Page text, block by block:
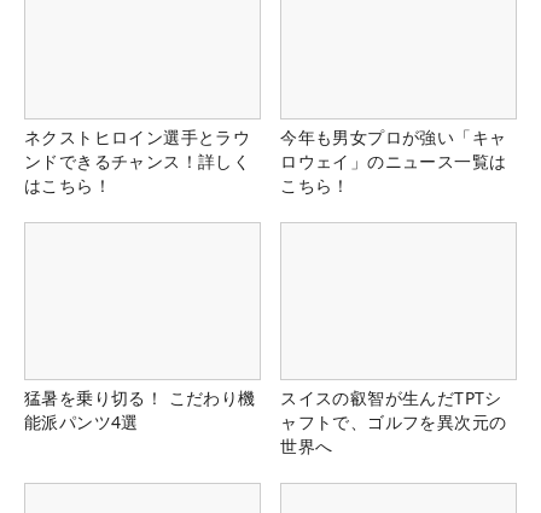
ネクストヒロイン選手とラウ
ンドできるチャンス！詳しく
はこちら！
今年も男女プロが強い「キャ
ロウェイ」のニュース一覧は
こちら！
猛暑を乗り切る！ こだわり機
能派パンツ4選
スイスの叡智が生んだTPTシ
ャフトで、ゴルフを異次元の
世界へ